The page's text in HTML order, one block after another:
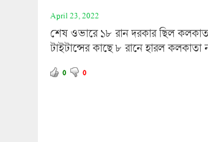
April 23, 2022
শেষ ওভারে ১৮ রান দরকার ছিল
টাইটান্সের কাছে ৮ রানে হারল কলকাতা
0 0